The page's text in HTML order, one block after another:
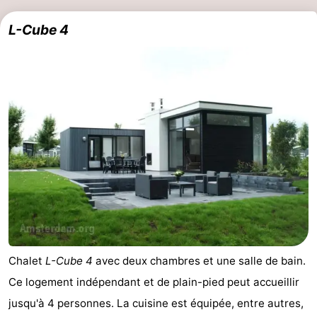
L-Cube 4
Chalet L-Cube 4 avec deux chambres et une salle de bain.
Ce logement indépendant et de plain-pied peut accueillir
jusqu'à 4 personnes. La cuisine est équipée, entre autres,